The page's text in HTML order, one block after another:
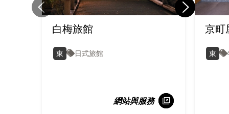
白梅旅館
東 日式旅館
網站與服務
京町
東